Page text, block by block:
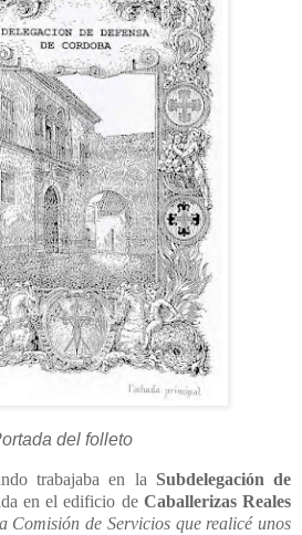
del folleto
trabajaba en la Subdelegación de
en el edificio de Caballerizas Reales
Comisión de Servicios que realicé unos